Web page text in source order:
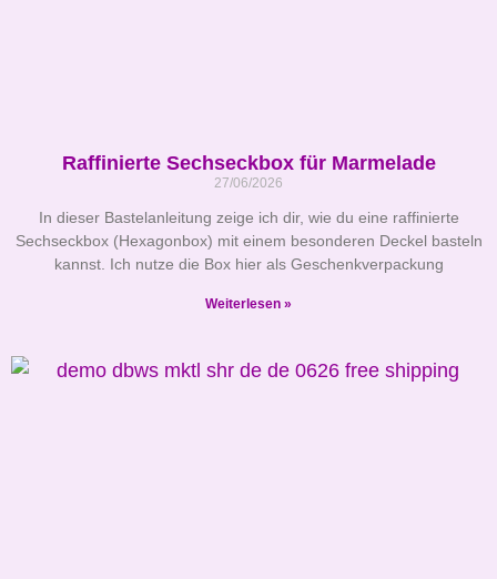
Raffinierte Sechseckbox für Marmelade
27/06/2026
In dieser Bastelanleitung zeige ich dir, wie du eine raffinierte
Sechseckbox (Hexagonbox) mit einem besonderen Deckel basteln
kannst. Ich nutze die Box hier als Geschenkverpackung
Weiterlesen »